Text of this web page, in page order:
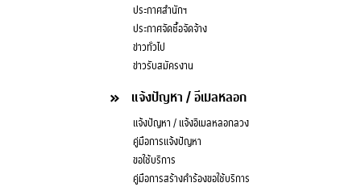
ประกาศสำนักฯ
ประกาศจัดซื้อจัดจ้าง
ข่าวทั่วไป
ข่าวรับสมัครงาน
แจ้งปัญหา / อีเมลหลอก
แจ้งปัญหา / แจ้งอีเมลหลอกลวง
คู่มือการแจ้งปัญหา
ขอใช้บริการ
คู่มือการสร้างคำร้องขอใช้บริการ